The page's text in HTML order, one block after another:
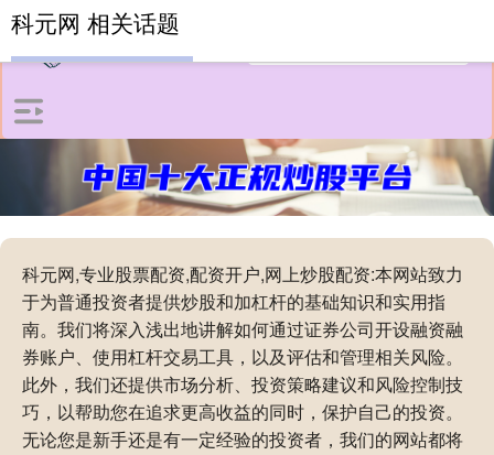
科元网,专业股票配资,配资开户,网上炒股配资:本网站致力
于为普通投资者提供炒股和加杠杆的基础知识和实用指
南。我们将深入浅出地讲解如何通过证券公司开设融资融
券账户、使用杠杆交易工具，以及评估和管理相关风险。
此外，我们还提供市场分析、投资策略建议和风险控制技
巧，以帮助您在追求更高收益的同时，保护自己的投资。
无论您是新手还是有一定经验的投资者，我们的网站都将
科元网 相关话题